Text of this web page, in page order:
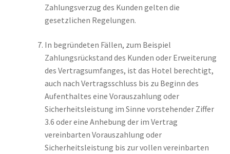
Zahlungsverzug des Kunden gelten die
gesetzlichen Regelungen.
In begründeten Fällen, zum Beispiel
Zahlungsrückstand des Kunden oder Erweiterung
des Vertragsumfanges, ist das Hotel berechtigt,
auch nach Vertragsschluss bis zu Beginn des
Aufenthaltes eine Vorauszahlung oder
Sicherheitsleistung im Sinne vorstehender Ziffer
3.6 oder eine Anhebung der im Vertrag
vereinbarten Vorauszahlung oder
Sicherheitsleistung bis zur vollen vereinbarten